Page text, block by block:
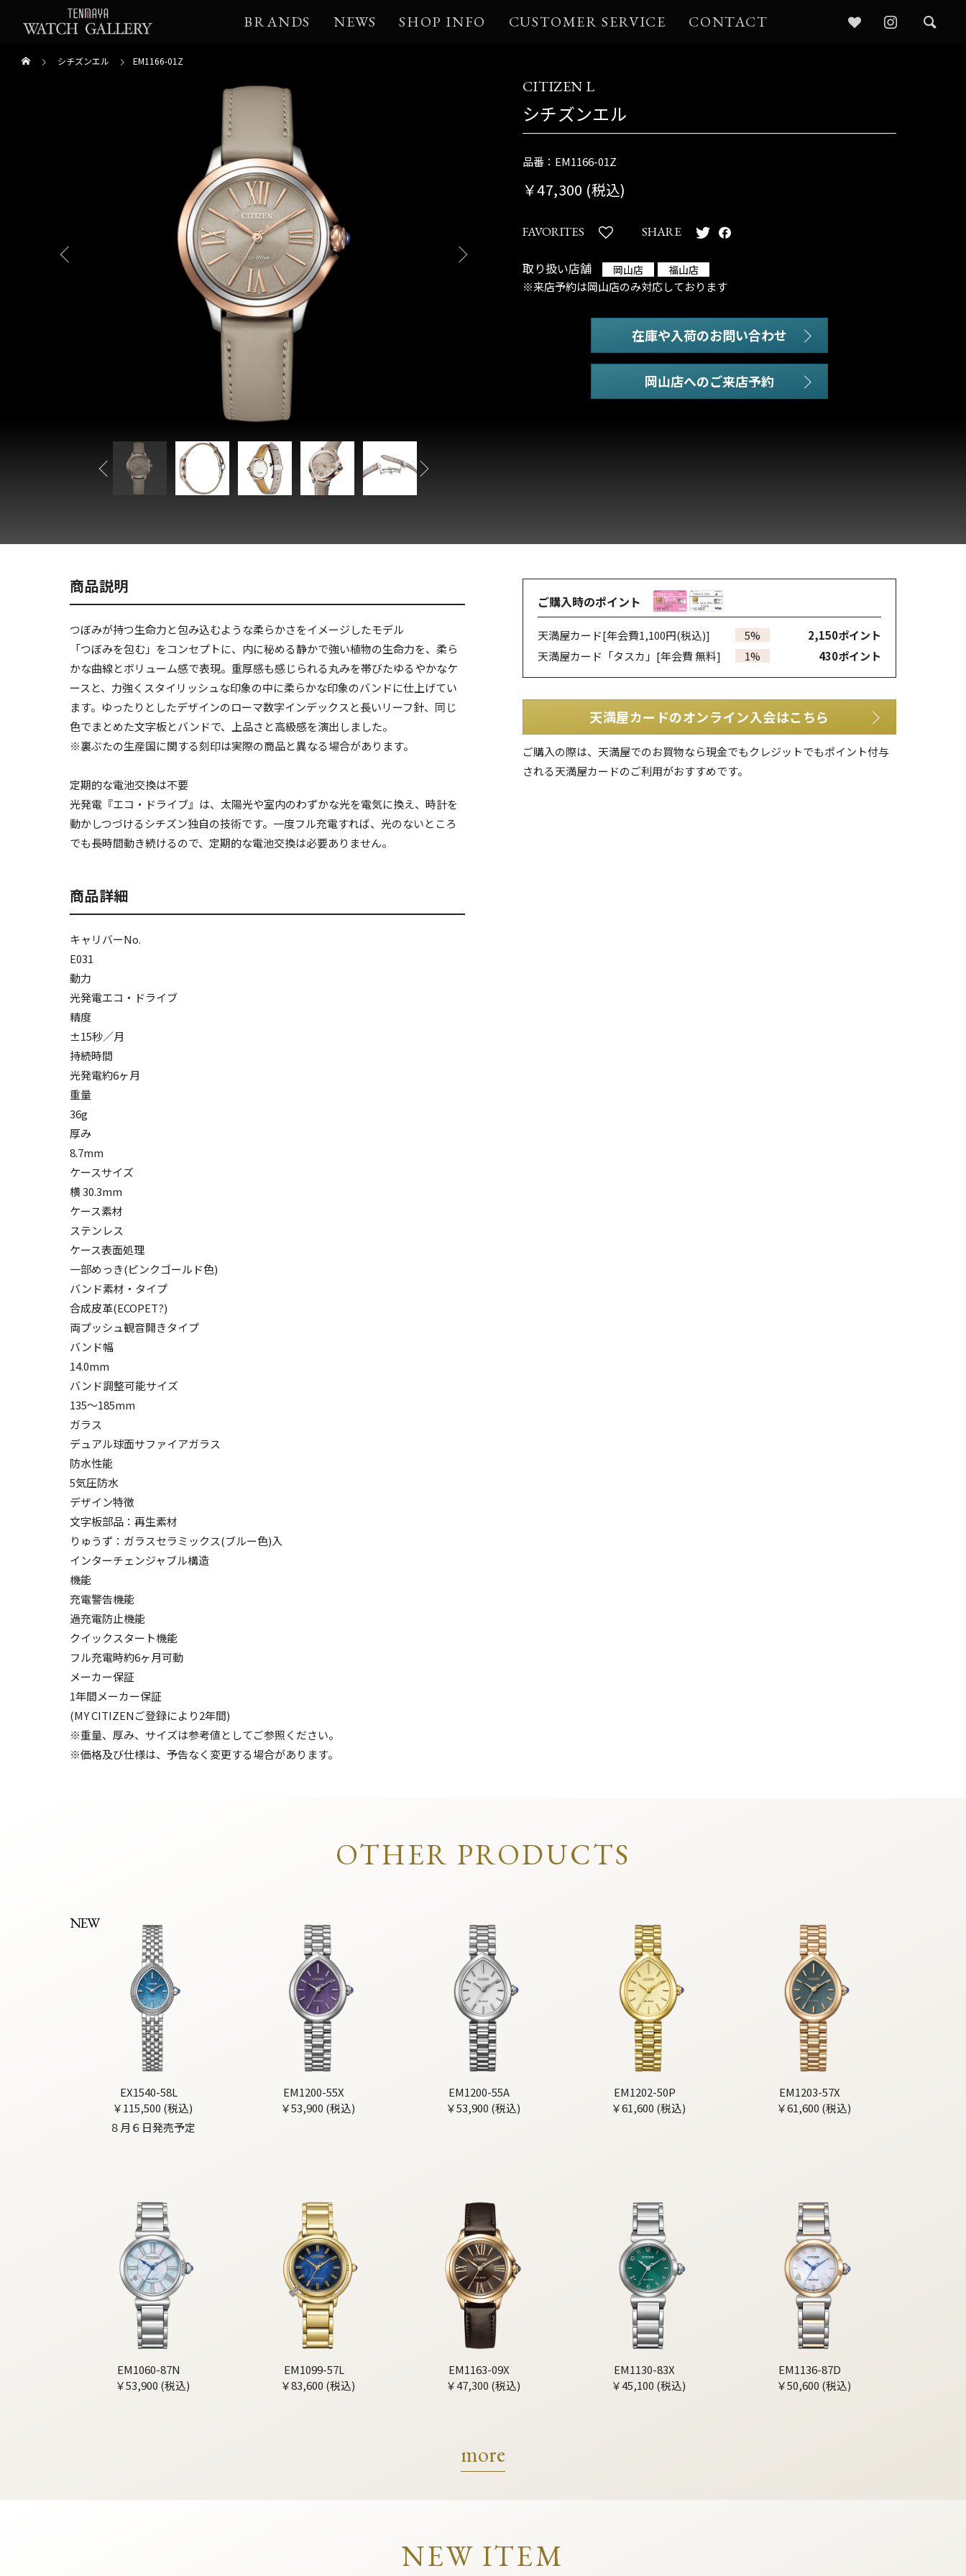
BRANDS NEWS SHOP INFO CUSTOMER SERVICE CONTACT
シチズンエル EM1166-01Z
CITIZEN L
シチズンエル
品番：EM1166-01Z
￥47,300 (税込)
FAVORITES SHARE
取り扱い店舗 岡山店 福山店
※来店予約は岡山店のみ対応しております
在庫や入荷のお問い合わせ
商品説明
つぼみが持つ生命力と包み込むような柔らかさをイメージしたモデル
「つぼみを包む」をコンセプトに、内に秘める静かで強い植物の生命力を、柔ら
かな曲線とボリューム感で表現。重厚感も感じられる丸みを帯びたゆるやかなケ
ースと、力強くスタイリッシュな印象の中に柔らかな印象のバンドに仕上げてい
ます。ゆったりとしたデザインのローマ数字インデックスと長いリーフ針、同じ
色でまとめた文字板とバンドで、上品さと高級感を演出しました。
※裏ぶたの生産国に関する刻印は実際の商品と異なる場合があります。
定期的な電池交換は不要
光発電『エコ・ドライブ』は、太陽光や室内のわずかな光を電気に換え、時計を
動かしつづけるシチズン独自の技術です。一度フル充電すれば、光のないところ
でも長時間動き続けるので、定期的な電池交換は必要ありません。
商品詳細
キャリバーNo.
E031
動力
光発電エコ・ドライブ
精度
±15秒／月
持続時間
光発電約6ヶ月
重量
36g
厚み
8.7mm
ケースサイズ
横 30.3mm
ケース素材
ステンレス
ケース表面処理
一部めっき(ピンクゴールド色)
バンド素材・タイプ
合成皮革(ECOPET?)
両プッシュ観音開きタイプ
バンド幅
14.0mm
バンド調整可能サイズ
135～185mm
ガラス
デュアル球面サファイアガラス
防水性能
5気圧防水
デザイン特徴
文字板部品：再生素材
りゅうず：ガラスセラミックス(ブルー色)入
インターチェンジャブル構造
機能
充電警告機能
過充電防止機能
クイックスタート機能
フル充電時約6ヶ月可動
メーカー保証
1年間メーカー保証
(MY CITIZENご登録により2年間)
※重量、厚み、サイズは参考値としてご参照ください。
※価格及び仕様は、予告なく変更する場合があります。
ご購入時のポイント
天満屋カード[年会費1,100円(税込)] 5% 2,150ポイント
天満屋カード「タスカ」 [年会費 無料] 1% 430ポイント
天満屋カードのオンライン入会はこちら
ご購入の際は、天満屋でのお買物なら現金でもクレジットでもポイント付与
される天満屋カードのご利用がおすすめです。
OTHER PRODUCTS
NEW
EX1540-58L
￥115,500 (税込)
８月６日発売予定
EM1200-55X
￥53,900 (税込)
EM1200-55A
￥53,900 (税込)
EM1202-50P
￥61,600 (税込)
EM1203-57X
￥61,600 (税込)
EM1060-87N
￥53,900 (税込)
EM1099-57L
￥83,600 (税込)
EM1163-09X
￥47,300 (税込)
EM1130-83X
￥45,100 (税込)
EM1136-87D
￥50,600 (税込)
more
NEW ITEM